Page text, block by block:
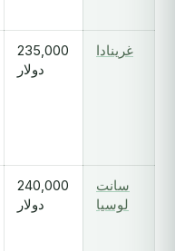
غرينادا
235,000
دولار
سانت
لوسيا
240,000
دولار